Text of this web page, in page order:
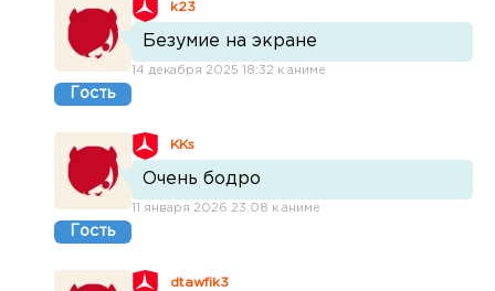
Гость
k23
Безумие на экране
14 декабря 2025 18:32 к аниме
Гость
KKs
Очень бодро
11 января 2026 23:08 к аниме
dtawfik3